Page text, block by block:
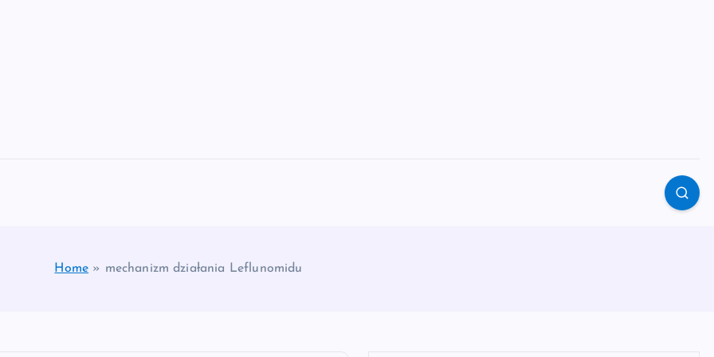
Home » mechanizm działania Leflunomidu